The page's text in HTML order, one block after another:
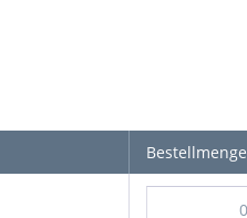
Bestellmenge